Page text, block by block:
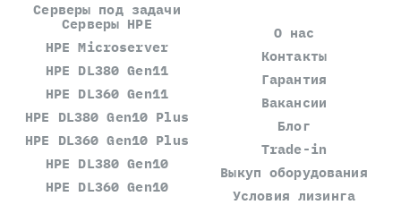
Серверы под задачи
Серверы HPE
HPE Microserver
HPE DL380 Gen11
HPE DL360 Gen11
HPE DL380 Gen10 Plus
HPE DL360 Gen10 Plus
HPE DL380 Gen10
HPE DL360 Gen10
О нас
Контакты
Гарантия
Вакансии
Блог
Trade-in
Выкуп оборудования
Условия лизинга